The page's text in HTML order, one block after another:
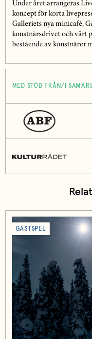
Under året arrangeras
koncept för korta
Galleriets nya minicafé.
konstnärsdrivet och vårt
bestående av konstnärer
MED STÖD FRÅN/I
GÄSTSPEL